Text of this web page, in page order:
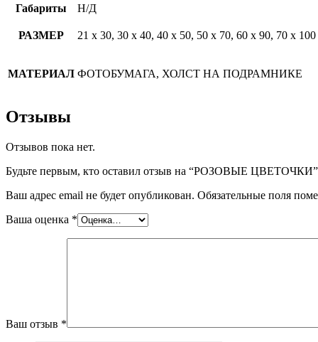
Габариты
Н/Д
РАЗМЕР 21 х 30, 30 х 40, 40 х 50, 50 х 70, 60 х 90, 70 х 100
МАТЕРИАЛ ФОТОБУМАГА, ХОЛСТ НА ПОДРАМНИКЕ
Отзывы
Отзывов пока нет.
Будьте первым, кто оставил отзыв на “РОЗОВЫЕ ЦВЕТОЧКИ”
Ваш адрес email не будет опубликован. Обязательные поля
Ваша оценка *
Ваш отзыв *